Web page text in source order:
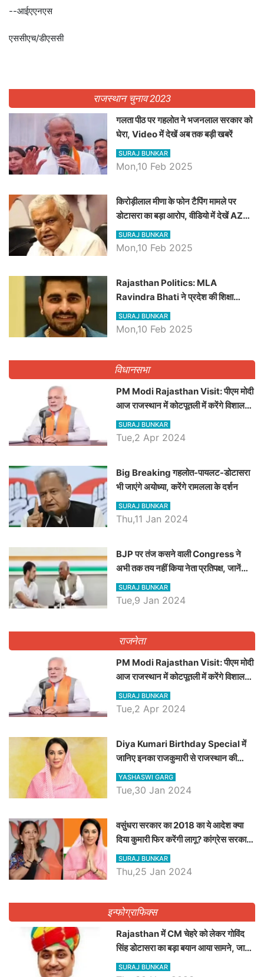
--आईएएनएस
एससीएच/डीएससी
राजस्थान चुनाव 2023
गलता पीठ पर गहलोत ने भजनलाल सरकार को
घेरा, Video में देखें अब तक बड़ी खबरें
SURAJ BUNKAR
Mon,10 Feb 2025
किरोड़ीलाल मीणा के फोन टैपिंग मामले पर
डोटासरा का बड़ा आरोप, वीडियो में देखें AZ
बड़ी खबरें
SURAJ BUNKAR
Mon,10 Feb 2025
Rajasthan Politics: MLA
Ravindra Bhati ने प्रदेश की शिक्षा
व्यवस्था पर उठाए सवाल, Madan
Dilawar पर हमला करते हुए गिनवाये खाली
SURAJ BUNKAR
Mon,10 Feb 2025
विधानसभा
PM Modi Rajasthan Visit: पीएम मोदी
आज राजस्थान में कोटपूतली में करेंगे विशाल
रैली, एक सभा से 8 सीटों पर साधेगें निशाना
SURAJ BUNKAR
Tue,2 Apr 2024
Big Breaking गहलोत-पायलट-डोटासरा
भी जाएंगे अयोध्या, करेंगे रामलला के दर्शन
SURAJ BUNKAR
Thu,11 Jan 2024
BJP पर तंज कसने वाली Congress ने
अभी तक तय नहीं किया नेता प्रतिपक्ष, जानें
कौन होगा दावेदार
SURAJ BUNKAR
Tue,9 Jan 2024
राजनेता
PM Modi Rajasthan Visit: पीएम मोदी
आज राजस्थान में कोटपूतली में करेंगे विशाल
रैली, एक सभा से 8 सीटों पर साधेगें निशाना
SURAJ BUNKAR
Tue,2 Apr 2024
Diya Kumari Birthday Special में
जानिए इनका राजकुमारी से राजस्थान की
डिप्टी सीएम बनने तक का सफर, एक क्लिक में
जाने पूरा जीवन परिचय
YASHASWI GARG
Tue,30 Jan 2024
वसुंधरा सरकार का 2018 का ये आदेश क्या
दिया कुमारी फिर करेंगी लागू? कांग्रेस सरकार
ने किया था निरस्त
SURAJ BUNKAR
Thu,25 Jan 2024
इन्फोग्राफिक्स
Rajasthan में CM चेहरे को लेकर गोविंद
सिंह डोटासरा का बड़ा बयान आया सामने, जानें
विचार
SURAJ BUNKAR